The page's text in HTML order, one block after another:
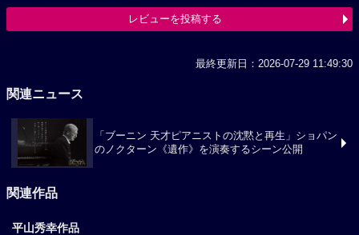
レビューを投稿する
最終更新日：2026-07-29 11:49:30
関連ニュース
「ブーニン 天才ピアニストの沈黙と再生」ショパン
のノクターン《遺作》を演奏するシーン公開
関連作品
平山秀幸作品